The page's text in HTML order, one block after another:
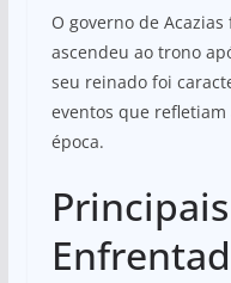
O governo de
ascendeu ao trono
seu reinado foi
eventos que
época.